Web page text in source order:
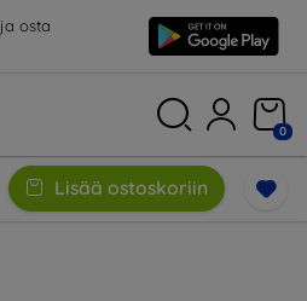
ja osta
0
Lisää ostoskoriin